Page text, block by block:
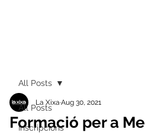
All Posts
Inscripcions
All Posts
Formació per a
La XixaAug 30, 2021